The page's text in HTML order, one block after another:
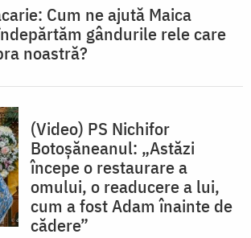
Cum ne ajută Maica
gândurile rele care
noastră?
(Video) PS Nichifor
Botoșăneanul: „Astăzi
începe o restaurare a
omului, o readucere a lui,
cum a fost Adam înainte de
cădere”